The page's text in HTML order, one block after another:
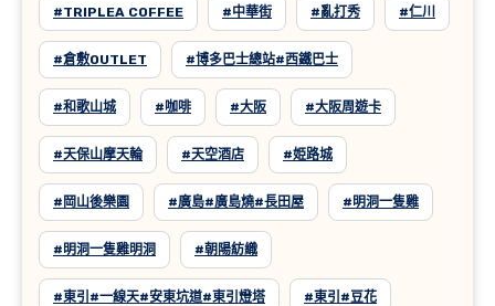
#TRIPLEA COFFEE #中華街 #亂打秀 #仁川
#倉敷OUTLET #博多巴士總站#西鐵巴士
#和歌山城 #咖啡 #大阪 #大阪周遊卡
#天保山摩天輪 #天空酒店 #姫路城
#岡山後樂園 #廣島#廣島燒#長田屋 #明洞一隻雞
#明洞一隻雞明洞 #朝陽紡織
#東引#一線天#安東坑道#東引燈塔 #東引#豆花